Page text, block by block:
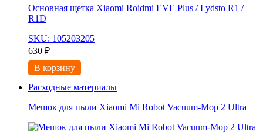
Основная щетка Xiaomi Roidmi EVE Plus / Lydsto R1 /
R1D
SKU: 105203205
630 ₽
В корзину
Расходные материалы
Мешок для пыли Xiaomi Mi Robot Vacuum-Mop 2 Ultra